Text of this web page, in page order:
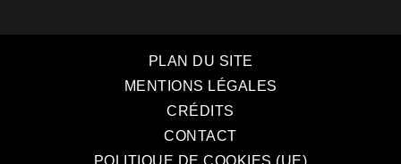
PLAN DU SITE
MENTIONS LÉGALES
CRÉDITS
CONTACT